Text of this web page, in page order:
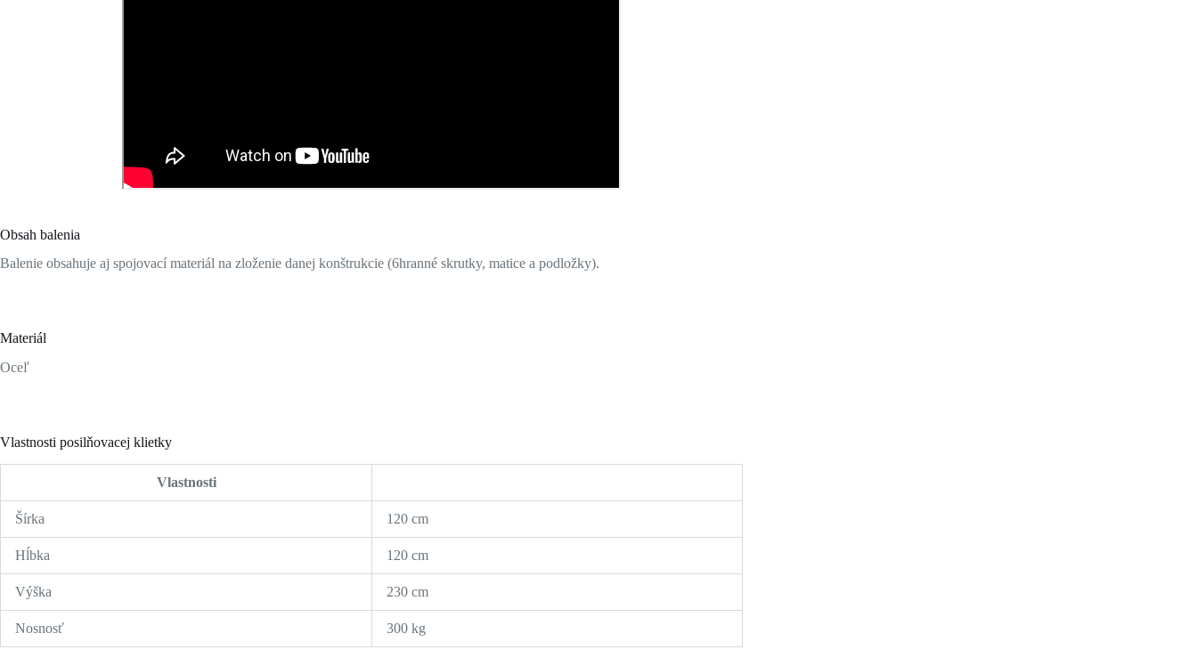
Obsah balenia
Balenie obsahuje aj spojovací materiál na zloženie danej konštrukcie (6hranné skrutky, matice a podložky).
Materiál
Oceľ
Vlastnosti posilňovacej klietky
Vlastnosti
Šírka 120 cm
Hĺbka 120 cm
Výška 230 cm
Nosnosť 300 kg